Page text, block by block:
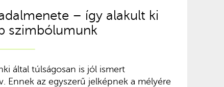
– így alakult ki
szimbólumunk
által túlságosan is jól ismert
Ennek az egyszerű jelképnek a mélyére